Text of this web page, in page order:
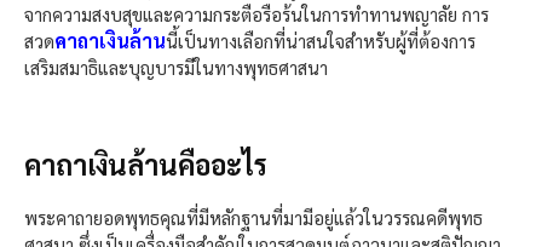
จากความสงบสุขและความกระตือรือร้นในการทำทานพญาลัย การ
สวดคาถาเงินล้านนี้เป็นทางเลือกที่น่าสนใจสำหรับผู้ที่ต้องการ
เสริมสมาธิและบุญบารมีในทางพุทธศาสนา
คาถาเงินล้านคืออะไร
พระคาถายอดพุทธคุณที่มีหลักฐานที่มามีอยู่แล้วในวรรณคดีพุทธ